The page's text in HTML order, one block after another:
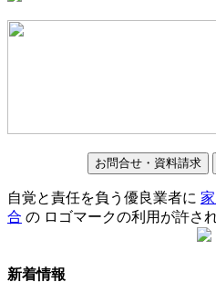
お問合せ・資料請求
自覚と責任を負う優良業者に
合 の ロゴマークの利用が許さ
新着情報